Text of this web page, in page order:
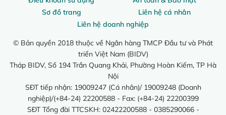
Sơ đồ trang
Liên hệ cá nhân
Liên hệ doanh nghiệp
© Bản quyền 2018 thuộc về Ngân hàng TMCP Đầu tư và Phát
triển Việt Nam (BIDV)
Tháp BIDV, Số 194 Trần Quang Khải, Phường Hoàn Kiếm, TP Hà
Nội
SĐT tiếp nhận: 19009247 (Cá nhân)/ 19009248 (Doanh
nghiệp)/(+84-24) 22200588 - Fax: (+84-24) 22200399
SĐT Tổng đài TTCSKH: 02422200588 - 0385290066 -